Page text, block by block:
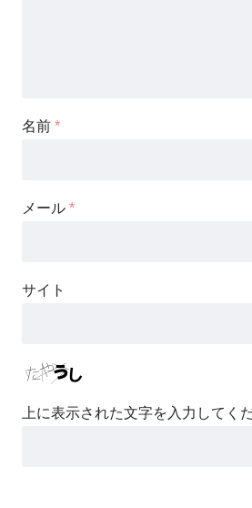
名前 *
メール *
サイト
上に表示された文字を入力してく